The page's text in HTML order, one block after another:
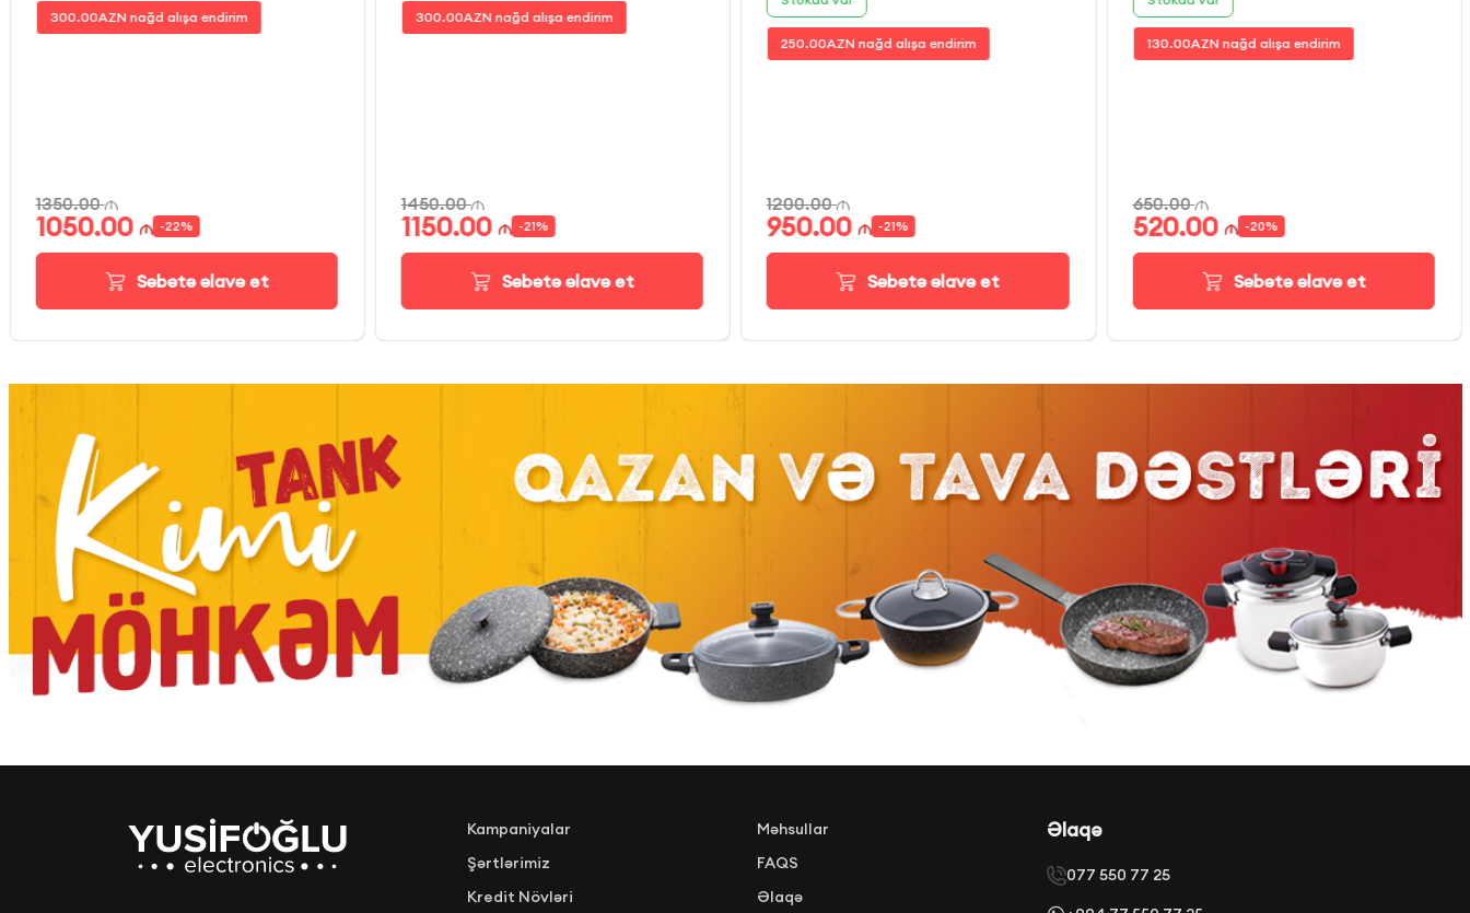
300.00AZN nağd alışa endirim
1350.00
1050.00 -22%
Səbətə əlavə et
300.00AZN nağd alışa endirim
1450.00
1150.00 -21%
Səbətə əlavə et
250.00AZN nağd alışa endirim
1200.00
950.00 -21%
Səbətə əlavə et
130.00AZN nağd alışa endirim
650.00
520.00 -20%
Səbətə əlavə et
Kampaniyalar
Şərtlərimiz
Kredit Növləri
Məhsullar
FAQS
Əlaqə
Əlaqə
077 550 77 25